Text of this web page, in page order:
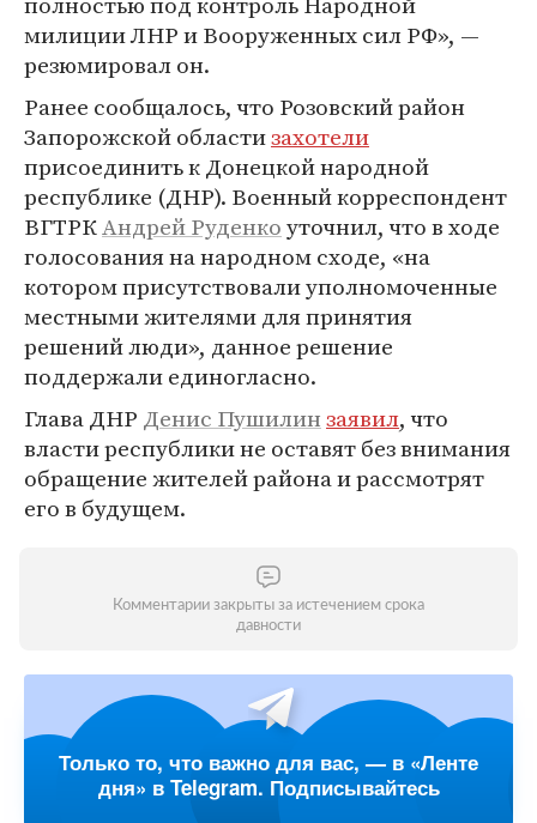
милиции ЛНР и Вооруженных сил РФ», —
резюмировал он.
Ранее сообщалось, что Розовский район
Запорожской областизахотели
присоединить к Донецкой народной
республике (ДНР). Военный корреспондент
ВГТРКАндрей Руденкоуточнил, что в ходе
голосования на народном сходе, «на
котором присутствовали уполномоченные
местными жителями для принятия
решений люди», данное решение
поддержали единогласно.
Глава ДНР Денис Пушилинзаявил, что
власти республики не оставят без внимания
обращение жителей района и рассмотрят
его в будущем.
Комментарии закрыты за истечением срока
давности
Только то, что важно для вас, — в «Ленте
дня» в Telegram. Подписывайтесь